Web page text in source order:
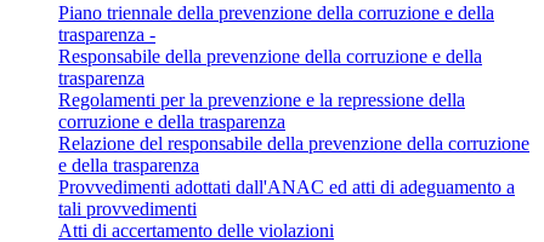
Piano triennale della prevenzione della corruzione e della
trasparenza -
Responsabile della prevenzione della corruzione e della
trasparenza
Regolamenti per la prevenzione e la repressione della
corruzione e della trasparenza
Relazione del responsabile della prevenzione della corruzione
e della trasparenza
Provvedimenti adottati dall'ANAC ed atti di adeguamento a
tali provvedimenti
Atti di accertamento delle violazioni